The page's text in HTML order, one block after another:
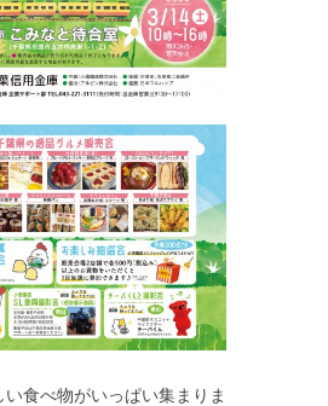
食べ物がいっぱい集まりま